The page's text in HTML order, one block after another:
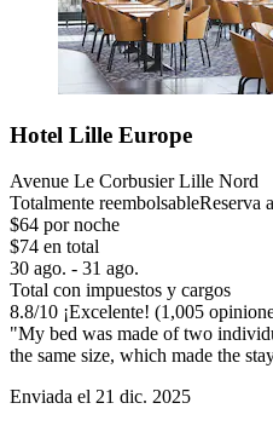
Hotel Lille Europe
Avenue Le Corbusier Lille Nord
Totalmente reembolsableReserva
$64 por noche
$74 en total
30 ago. - 31 ago.
Total con impuestos y cargos
8.8/10 ¡Excelente! (1,005
"My bed was made of two
the same size, which made the
Enviada el 21 dic. 2025